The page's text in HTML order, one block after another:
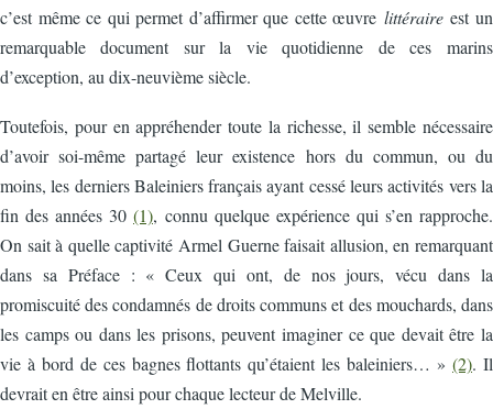
c’est même ce qui permet d’affirmer que cette œuvre littéraireest un
remarquable document sur la vie quotidienne de ces marins
d’exception, au dix-neuvième siècle.
Toutefois, pour en appréhender toute la richesse, il semble nécessaire
d’avoir soi-même partagé leur existence hors du commun, ou du
moins, les derniers Baleiniers français ayant cessé leurs activités vers la
fin des années 30 (1), connu quelque expérience qui s’en rapproche.
On sait à quelle captivité Armel Guerne faisait allusion, en remarquant
dans sa Préface : « Ceux qui ont, de nos jours, vécu dans la
promiscuité des condamnés de droits communs et des mouchards, dans
les camps ou dans les prisons, peuvent imaginer ce que devait être la
vie à bord de ces bagnes flottants qu’étaient les baleiniers… »(2). Il
devrait en être ainsi pour chaque lecteur de Melville.